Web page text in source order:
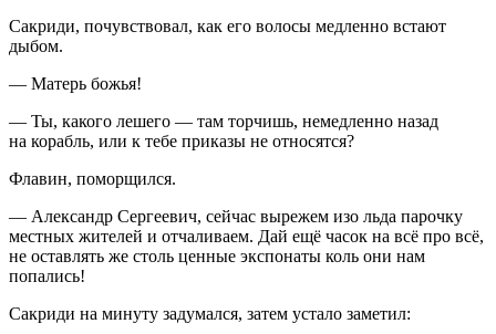
Сакриди, почувствовал, как его волосы медленно встают
дыбом.
— Матерь божья!
— Ты, какого лешего — там торчишь, немедленно назад
на корабль, или к тебе приказы не относятся?
Флавин, поморщился.
— Александр Сергеевич, сейчас вырежем изо льда парочку
местных жителей и отчаливаем. Дай ещё часок на всё про всё,
не оставлять же столь ценные экспонаты коль они нам
попались!
Сакриди на минуту задумался, затем устало заметил: